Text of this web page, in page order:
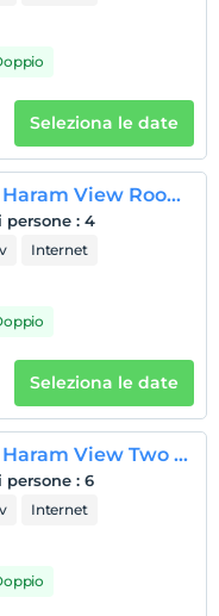
non pagano
Seleziona le date
Spacious Partial Haram View Room - King Bed
persone : 4
Internet
Seleziona le date
Spacious Partial Haram View Two Bedroom Suite
persone : 6
Internet